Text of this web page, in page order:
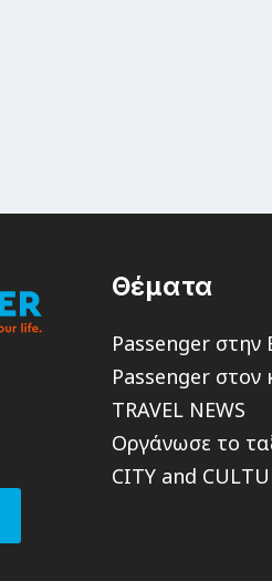
Θέματα
Passenger στην
Passenger στον
TRAVEL NEWS
Οργάνωσε το
CITY and